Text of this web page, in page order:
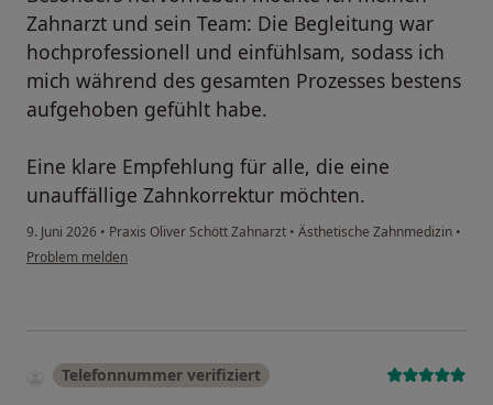
Zahnarzt und sein Team: Die Begleitung war
hochprofessionell und einfühlsam, sodass ich
mich während des gesamten Prozesses bestens
aufgehoben gefühlt habe.
Eine klare Empfehlung für alle, die eine
unauffällige Zahnkorrektur möchten.
9. Juni 2026 • Praxis Oliver Schött Zahnarzt • Ästhetische Zahnmedizin •
Problem melden
Telefonnummer verifiziert